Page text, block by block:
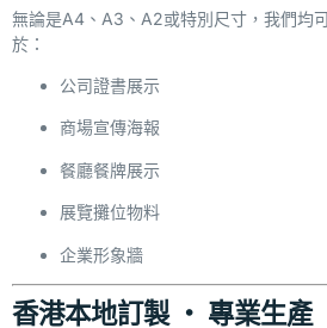
無論是A4、A3、A2或特別尺寸，我們均
於：
公司證書展示
商場宣傳海報
餐廳餐牌展示
展覽攤位物料
企業形象牆
香港本地訂製 ‧ 專業生產